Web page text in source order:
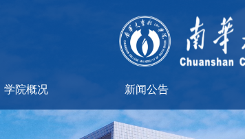
学院概况 新闻公告